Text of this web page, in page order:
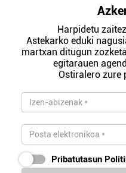
Harpidetu
Astekarko eduki
martxan ditugun
egitarauen
Ostiralero zure
Pribatutasun